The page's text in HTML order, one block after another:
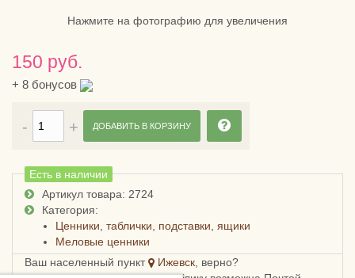
Нажмите на фотографию для увеличения
150 руб.
+ 8 бонусов
Есть в наличии
Артикул товара: 2724
Категория:
Ценники, таблички, подставки, ящики
Меловые ценники
Ваш населенный пункт
Ижевск , верно?
ДОБАВИТЬ В КОРЗИНУ